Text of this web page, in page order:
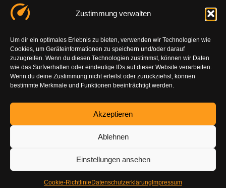
Zustimmung verwalten
Um dir ein optimales Erlebnis zu bieten, verwenden wir Technologien wie
Cookies, um Geräteinformationen zu speichern und/oder darauf
zuzugreifen. Wenn du diesen Technologien zustimmst, können wir Daten
wie das Surfverhalten oder eindeutige IDs auf dieser Website verarbeiten.
Wenn du deine Zustimmung nicht erteilst oder zurückziehst, können
bestimmte Merkmale und Funktionen beeinträchtigt werden.
Akzeptieren
Ablehnen
Einstellungen ansehen
Cookie-Richtlinie Datenschutzerklärung Impressum
Sa. 10.00 -
14.00
So.
geschlossen
INFORMATION
7777801
info@tuning-
vor-ort.com
DE-86179
g
Impressu
m